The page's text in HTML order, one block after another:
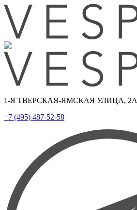
1-Я ТВЕРСКАЯ-ЯМСКАЯ УЛИЦА, 2А
+7 (495) 487-52-58